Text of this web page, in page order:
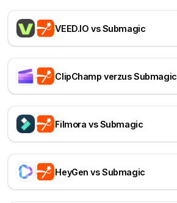
VEED.IO vs Submagic
ClipChamp verzus Submagic
Filmora vs Submagic
HeyGen vs Submagic